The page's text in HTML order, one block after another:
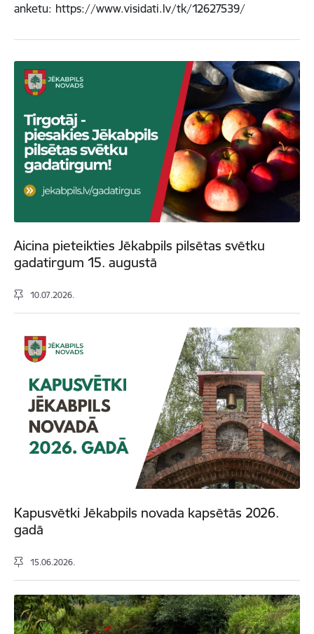
anketu: https://www.visidati.lv/tk/12627539/
Aicina pieteikties Jēkabpils pilsētas svētku
gadatirgum 15. augustā
10.07.2026.
Kapusvētki Jēkabpils novada kapsētās 2026.
gadā
15.06.2026.